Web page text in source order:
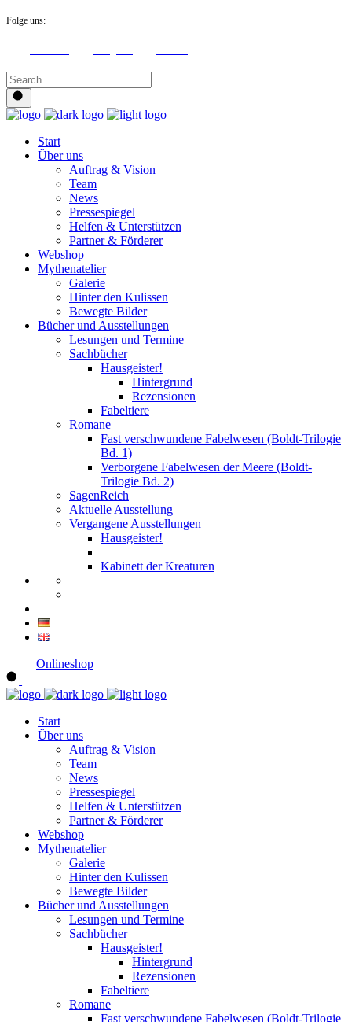
Folge uns:
Start
Über uns
Auftrag & Vision
Team
News
Pressespiegel
Helfen & Unterstützen
Partner & Förderer
Webshop
Mythenatelier
Galerie
Hinter den Kulissen
Bewegte Bilder
Bücher und Ausstellungen
Lesungen und Termine
Sachbücher
Hausgeister!
Hintergrund
Rezensionen
Fabeltiere
Romane
Fast verschwundene Fabelwesen (Boldt-Trilogie
Bd. 1)
Verborgene Fabelwesen der Meere (Boldt-
Trilogie Bd. 2)
SagenReich
Aktuelle Ausstellung
Vergangene Ausstellungen
Hausgeister!
Kabinett der Kreaturen
Onlineshop
Start
Über uns
Auftrag & Vision
Team
News
Pressespiegel
Helfen & Unterstützen
Partner & Förderer
Webshop
Mythenatelier
Galerie
Hinter den Kulissen
Bewegte Bilder
Bücher und Ausstellungen
Lesungen und Termine
Sachbücher
Hausgeister!
Hintergrund
Rezensionen
Fabeltiere
Romane
Fast verschwundene Fabelwesen (Boldt-Trilogie